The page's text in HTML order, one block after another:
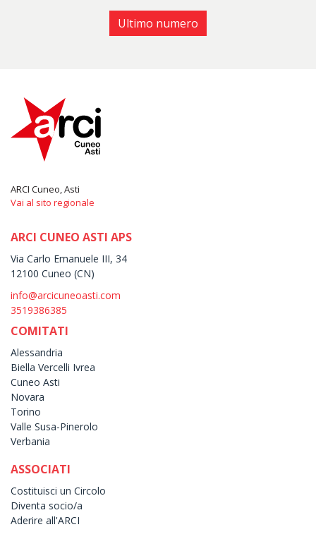
Ultimo numero
ARCI Cuneo, Asti
Vai al sito regionale
ARCI CUNEO ASTI APS
Via Carlo Emanuele III, 34
12100 Cuneo (CN)
info@arcicuneoasti.com
3519386385
COMITATI
Alessandria
Biella Vercelli Ivrea
Cuneo Asti
Novara
Torino
Valle Susa-Pinerolo
Verbania
ASSOCIATI
Costituisci un Circolo
Diventa socio/a
Aderire all'ARCI